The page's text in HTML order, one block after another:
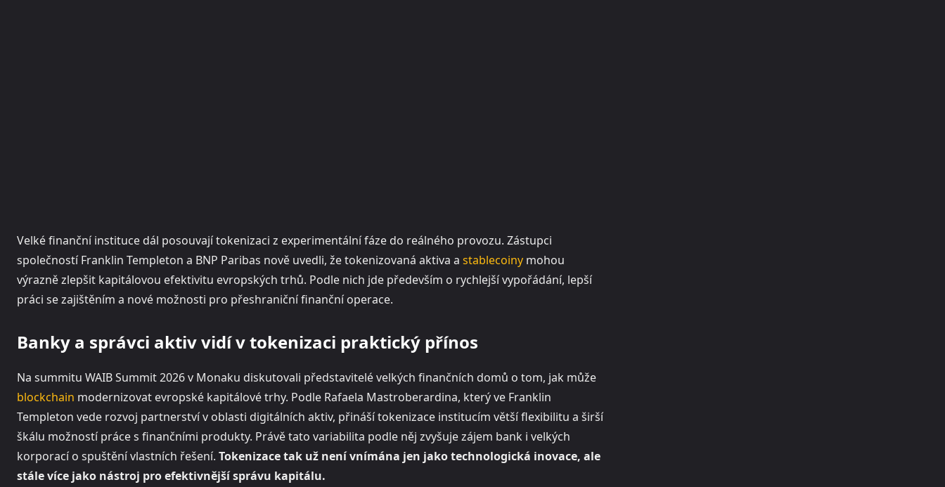
Velké finanční instituce dál posouvají tokenizaci z experimentální fáze do reálného provozu. Zástupci
společností Franklin Templeton a BNP Paribas nově uvedli, že tokenizovaná aktiva a stablecoiny mohou
výrazně zlepšit kapitálovou efektivitu evropských trhů. Podle nich jde především o rychlejší vypořádání, lepší
práci se zajištěním a nové možnosti pro přeshraniční finanční operace.
Banky a správci aktiv vidí v tokenizaci praktický přínos
Na summitu WAIB Summit 2026 v Monaku diskutovali představitelé velkých finančních domů o tom, jak může
blockchain modernizovat evropské kapitálové trhy. Podle Rafaela Mastroberardina, který ve Franklin
Templeton vede rozvoj partnerství v oblasti digitálních aktiv, přináší tokenizace institucím větší flexibilitu a širší
škálu možností práce s finančními produkty. Právě tato variabilita podle něj zvyšuje zájem bank i velkých
korporací o spuštění vlastních řešení. Tokenizace tak už není vnímána jen jako technologická inovace, ale
stále více jako nástroj pro efektivnější správu kapitálu.